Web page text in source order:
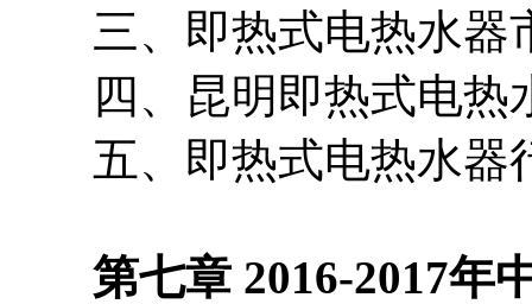
三、即热式电热水器
四、昆明即热式电热
五、即热式电热水器
第七章 2016-2017年